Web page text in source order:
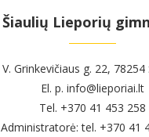
Šiaulių Lieporių
V. Grinkevičiaus g. 22, 78254
El. p. info@lieporiai.lt
Tel. +370 41 453 258
Administratorė: tel. +370 41